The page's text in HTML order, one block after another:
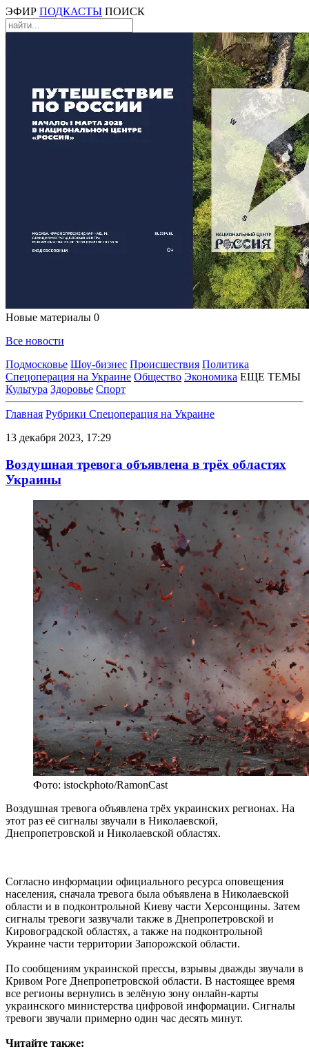
ЭФИР ПОДКАСТЫ ПОИСК
Новые материалы 0
Все новости
Подмосковье Шоу-бизнес Происшествия Политика
Спецоперация на Украине Общество Экономика ЕЩЕ ТЕМЫ
Культура Здоровье Спорт
Главная Рубрики Спецоперация на Украине
13 декабря 2023, 17:29
Воздушная тревога объявлена в трёх областях
Украины
Фото: istockphoto/RamonCast
Воздушная тревога объявлена трёх украинских регионах. На
этот раз её сигналы звучали в Николаевской,
Днепропетровской и Николаевской областях.
Согласно информации официального ресурса оповещения
населения, сначала тревога была объявлена в Николаевской
области и в подконтрольной Киеву части Херсонщины. Затем
сигналы тревоги зазвучали также в Днепропетровской и
Кировоградской областях, а также на подконтрольной
Украине части территории Запорожской области.
По сообщениям украинской прессы, взрывы дважды звучали в
Кривом Роге Днепропетровской области. В настоящее время
все регионы вернулись в зелёную зону онлайн-карты
украинского министерства цифровой информации. Сигналы
тревоги звучали примерно один час десять минут.
Читайте также: